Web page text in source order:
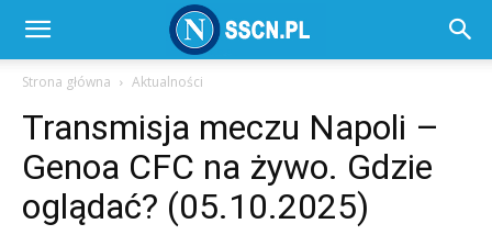
SSC
Strona główna Aktualności
Transmisja meczu Napoli –
Genoa CFC na żywo. Gdzie
oglądać? (05.10.2025)